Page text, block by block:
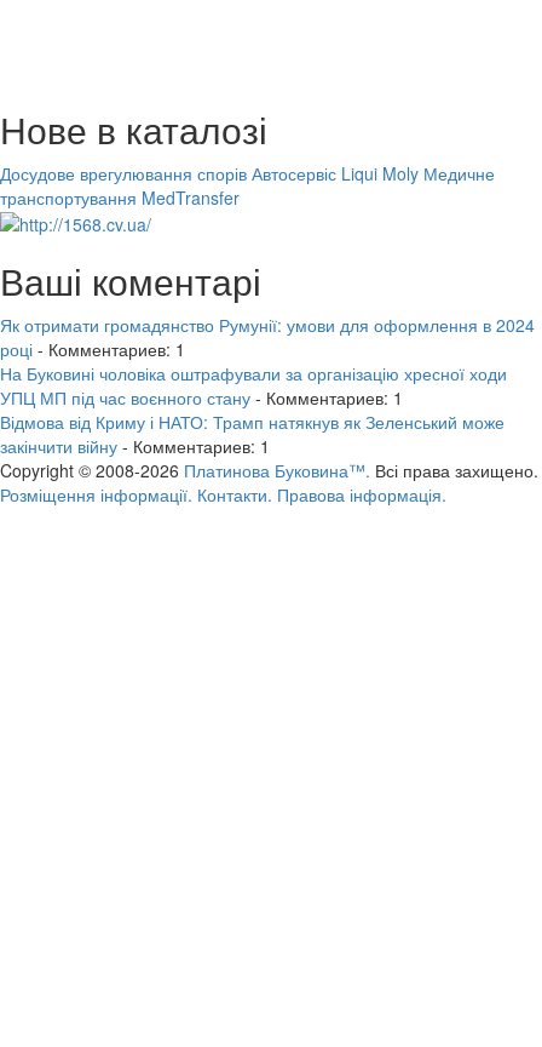
Нове в каталозі
Досудове врегулювання спорів Автосервіс Liqui Moly Медичне
транспортування MedTransfer
Ваші коментарі
Як отримати громадянство Румунії: умови для оформлення в 2024
році - Комментариев: 1
На Буковині чоловіка оштрафували за організацію хресної ходи
УПЦ МП під час воєнного стану - Комментариев: 1
Відмова від Криму і НАТО: Трамп натякнув як Зеленський може
закінчити війну - Комментариев: 1
Copyright © 2008-2026 Платинова Буковина™. Всі права захищено.
Розміщення інформації. Контакти. Правова інформація.